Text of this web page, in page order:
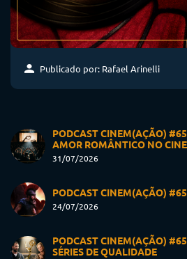
Publicado por: Rafael Arinelli
PODCAST CINEM(AÇÃO)
AMOR ROMÂNTICO NO
31/07/2026
PODCAST CINEM(AÇÃO)
24/07/2026
PODCAST CINEM(AÇÃO)
SÉRIES DE QUALIDADE